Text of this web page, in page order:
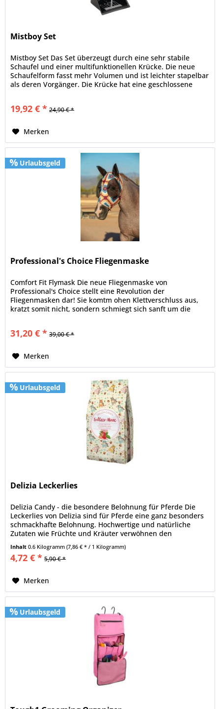
Mistboy Set
Mistboy Set Das Set überzeugt durch eine sehr stabile
Schaufel und einer multifunktionellen Krücke. Die neue
Schaufelform fasst mehr Volumen und ist leichter stapelbar
als deren Vorgänger. Die Krücke hat eine geschlossene
19,92 € * 24,90 € *
Merken
Urlaubsgeld
Professional's Choice Fliegenmaske
Comfort Fit Flymask Die neue Fliegenmaske von
Professional's Choice stellt eine Revolution der
Fliegenmasken dar! Sie komtm ohen Klettverschluss aus,
kratzt somit nicht, sondern schmiegt sich sanft um die
31,20 € * 39,00 € *
Merken
Urlaubsgeld
Delizia Leckerlies
Delizia Candy - die besondere Belohnung für Pferde Die
Leckerlies von Delizia sind für Pferde eine ganz besonders
schmackhafte Belohnung. Hochwertige und natürliche
Zutaten wie Früchte und Kräuter verwöhnen den
Pferdegaumen, zumal die...
Inhalt0.6 Kilogramm(7,86 € * / 1 Kilogramm)
4,72 € * 5,90 € *
Merken
Urlaubsgeld